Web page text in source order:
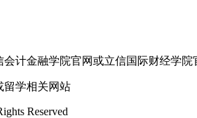
计金融学院官网或立信国际财经学院
留学相关网站
Reserved